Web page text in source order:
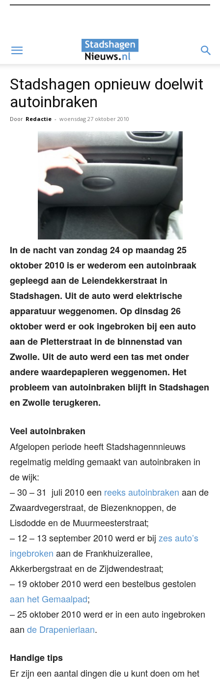
Stadshagen opnieuw doelwit
autoinbraken
Door Redactie - woensdag 27 oktober 2010
In de nacht van zondag 24 op maandag 25
oktober 2010 is er wederom een autoinbraak
gepleegd aan de Leiendekkerstraat in
Stadshagen. Uit de auto werd elektrische
apparatuur weggenomen. Op dinsdag 26
oktober werd er ook ingebroken bij een auto
aan de Pletterstraat in de binnenstad van
Zwolle. Uit de auto werd een tas met onder
andere waardepapieren weggenomen. Het
probleem van autoinbraken blijft in Stadshagen
en Zwolle terugkeren.
Veel autoinbraken
Afgelopen periode heeft Stadshagennnieuws
regelmatig melding gemaakt van autoinbraken in
de wijk:
– 30 – 31 juli 2010 een reeks autoinbraken aan de
Zwaardvegerstraat, de Biezenknoppen, de
Lisdodde en de Muurmeesterstraat;
– 12 – 13 september 2010 werd er bij zes auto’s
ingebroken aan de Frankhuizerallee,
Akkerbergstraat en de Zijdwendestraat;
– 19 oktober 2010 werd een bestelbus gestolen
aan het Gemaalpad;
– 25 oktober 2010 werd er in een auto ingebroken
aan de Drapenierlaan.
Handige tips
Er zijn een aantal dingen die u kunt doen om het